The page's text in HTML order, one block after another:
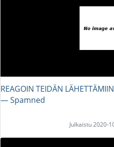
REAGOIN TEIDÄN
― Spamned
Julkaistu 2020-